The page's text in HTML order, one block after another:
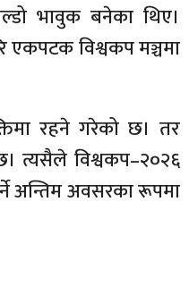
भावुक बनेका थिए।
एकपटक विश्वकप मञ्चमा
रहने गरेको छ। तर
त्यसैले विश्वकप–२०२६
अन्तिम अवसरका रूपमा